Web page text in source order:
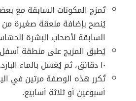
تُمزج المكونات السابقة مع
يُنصح بإضافة ملعقة صغيرة من
السابقة لأصحاب البشرة
يُطبق المزيج على منطقة أسفل
١٠ دقائق، ثم يُغسل بالماء البارد.
تُكرر هذه الوصفة مرتين في
أسبوعين أو ثلاثة أسابيع.